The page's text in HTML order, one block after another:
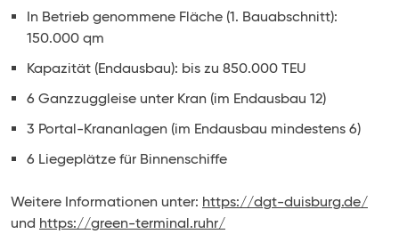
In Betrieb genommene Fläche (1. Bauabschnitt):
150.000 qm
Kapazität (Endausbau): bis zu 850.000 TEU
6 Ganzzuggleise unter Kran (im Endausbau 12)
3 Portal-Krananlagen (im Endausbau mindestens 6)
6 Liegeplätze für Binnenschiffe
Weitere Informationen unter: https://dgt-duisburg.de/
und https://green-terminal.ruhr/